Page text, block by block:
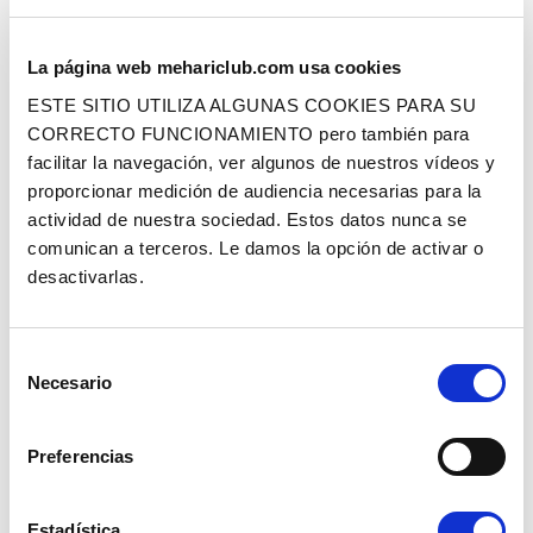
La página web mehariclub.com usa cookies
ESTE SITIO UTILIZA ALGUNAS COOKIES PARA SU
CORRECTO FUNCIONAMIENTO pero también para
facilitar la navegación, ver algunos de nuestros vídeos y
proporcionar medición de audiencia necesarias para la
actividad de nuestra sociedad. Estos datos nunca se
comunican a terceros. Le damos la opción de activar o
desactivarlas.
Necesario
Preferencias
KIT DE REPARACIÓN DE BOCA DE
LLENADO DE METAL
Ref. : 1012515 EN STOCK
Precio al público 39.90 € con IVA
AÑADIR A LA CESTA
BOMBA ACEITE – 602CC
Ref. : 1012540 EN STOCK
Precio al público
AÑADIR A LA CESTA
JUNTA TAPA VÁLVULAS - VITON